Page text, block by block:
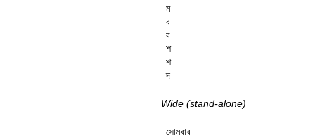
ম
ব
ব
শ
শ
দ
Wide (stand-alone)
সোমবাৰ